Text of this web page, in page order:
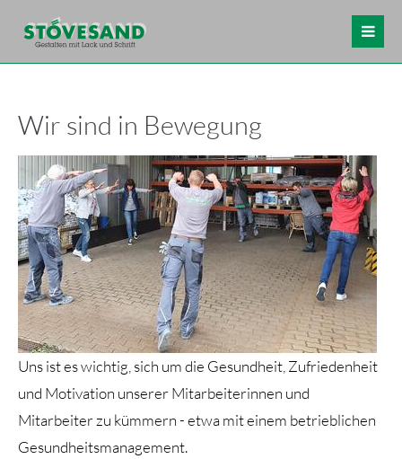
Wir sind in Bewegung
Uns ist es wichtig, sich um die Gesundheit, Zufriedenheit
und Motivation unserer Mitarbeiterinnen und
Mitarbeiter zu kümmern - etwa mit einem betrieblichen
Gesundheitsmanagement.